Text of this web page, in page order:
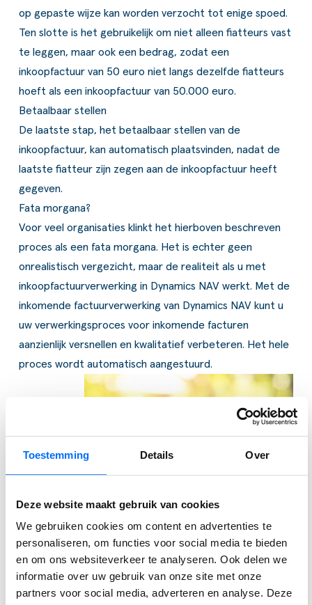
Toestemming Details Over
Deze website maakt gebruik van cookies
We gebruiken cookies om content en advertenties te
personaliseren, om functies voor social media te bieden
en om ons websiteverkeer te analyseren. Ook delen we
informatie over uw gebruik van onze site met onze
partners voor social media, adverteren en analyse. Deze
op gepaste wijze kan worden verzocht tot enige spoed.
Ten slotte is het gebruikelijk om niet alleen fiatteurs vast
te leggen, maar ook een bedrag, zodat een
inkoopfactuur van 50 euro niet langs dezelfde fiatteurs
hoeft als een inkoopfactuur van 50.000 euro.
Betaalbaar stellen
De laatste stap, het betaalbaar stellen van de
inkoopfactuur, kan automatisch plaatsvinden, nadat de
laatste fiatteur zijn zegen aan de inkoopfactuur heeft
gegeven.
Fata morgana?
Voor veel organisaties klinkt het hierboven beschreven
proces als een fata morgana. Het is echter geen
onrealistisch vergezicht, maar de realiteit als u met
inkoopfactuurverwerking in Dynamics NAV werkt. Met de
inkomende factuurverwerking van Dynamics NAV kunt u
uw verwerkingsproces voor inkomende facturen
aanzienlijk versnellen en kwalitatief verbeteren. Het hele
proces wordt automatisch aangestuurd.
Besparingen bij automatisering van factuurverwerking in
Dynamics NAV?
Toegegeven, er is vaak een significant bedrag gemoeid
met een investering in het optimaliseren van het
verwerkingsproces. Voor een verantwoorde investering